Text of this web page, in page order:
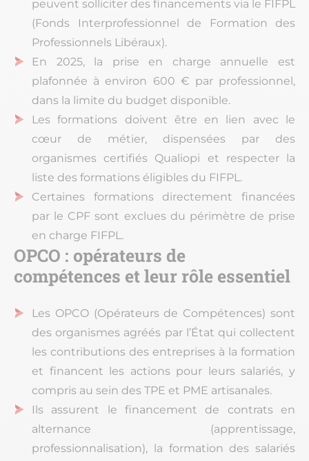
peuvent solliciter des financements via le FIFPL
(Fonds Interprofessionnel de Formation des
Professionnels Libéraux).
En 2025, la prise en charge annuelle est
plafonnée à environ 600 € par professionnel,
dans la limite du budget disponible.
Les formations doivent être en lien avec le
cœur de métier, dispensées par des
organismes certifiés Qualiopi et respecter la
liste des formations éligibles du FIFPL.
Certaines formations directement financées
par le CPF sont exclues du périmètre de prise
en charge FIFPL.
OPCO : opérateurs de
compétences et leur rôle essentiel
Les OPCO (Opérateurs de Compétences) sont
des organismes agréés par l’État qui collectent
les contributions des entreprises à la formation
et financent les actions pour leurs salariés, y
compris au sein des TPE et PME artisanales.
Ils assurent le financement de contrats en
alternance (apprentissage,
professionnalisation), la formation des salariés